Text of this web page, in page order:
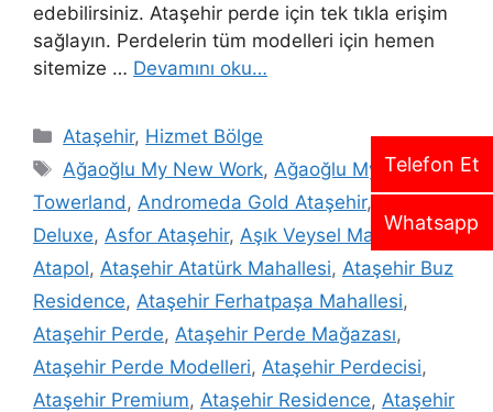
Telefon Et
Whatsapp
edebilirsiniz. Ataşehir perde için tek tıkla erişim
sağlayın. Perdelerin tüm modelleri için hemen
sitemize … Devamını oku…
Ataşehir, Hizmet Bölge
Ağaoğlu My New Work, Ağaoğlu My
Towerland , Andromeda Gold Ataşehir,Aram
Deluxe, Asfor Ataşehir, Aşık Veysel Mahallesi,
Atapol, Ataşehir Atatürk Mahallesi, Ataşehir Buz
Residence, Ataşehir Ferhatpaşa Mahallesi,
Ataşehir Perde, Ataşehir Perde Mağazası,
Ataşehir Perde Modelleri, Ataşehir Perdecisi,
Ataşehir Premium, Ataşehir Residence, Ataşehir